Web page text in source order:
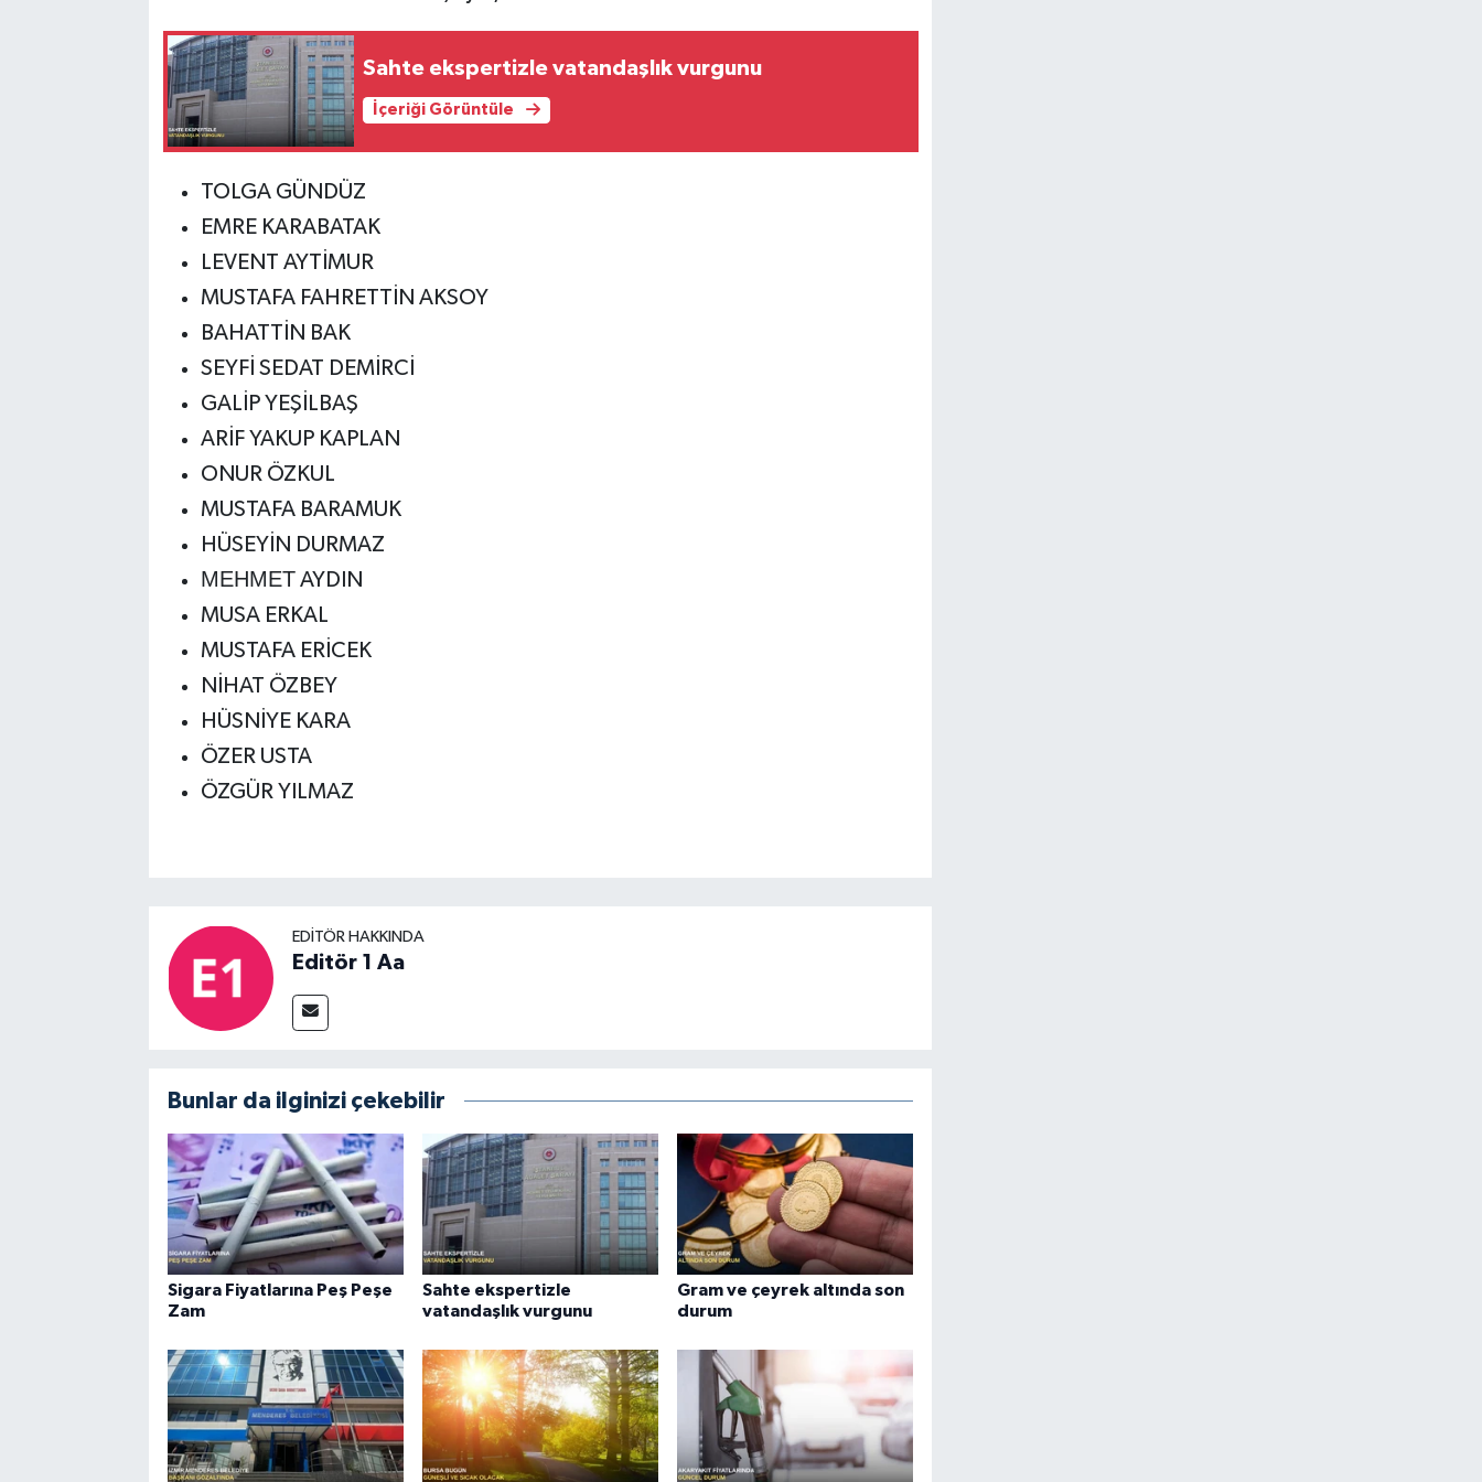
Sahte ekspertizle vatandaşlık vurgunu
İçeriği Görüntüle
TOLGA GÜNDÜZ
EMRE KARABATAK
LEVENT AYTİMUR
MUSTAFA FAHRETTİN AKSOY
BAHATTİN BAK
SEYFİ SEDAT DEMİRCİ
GALİP YEŞİLBAŞ
ARİF YAKUP KAPLAN
ONUR ÖZKUL
MUSTAFA BARAMUK
HÜSEYİN DURMAZ
МЕНМЕТ AYDIN
MUSA ERKAL
MUSTAFA ERİCEK
NİHAT ÖZBEY
HÜSNİYE KARA
ÖZER USTA
ÖZGÜR YILMAZ
EDITÖR HAKKINDA
Editör 1 Aa
Bunlar da ilginizi çekebilir
Sigara Fiyatlarına Peş Peşe
Zam
Sahte ekspertizle
vatandaşlık vurgunu
Gram ve çeyrek altında son
durum